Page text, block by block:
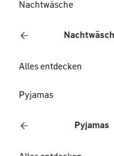
Nachtwäsche
Alles entdecken
Pyjamas
Pyjamas